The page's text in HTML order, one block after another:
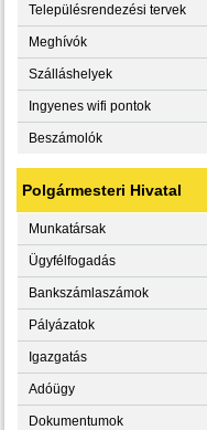
Településrendezési tervek
Meghívók
Szálláshelyek
Ingyenes wifi pontok
Beszámolók
Polgármesteri Hivatal
Munkatársak
Ügyfélfogadás
Bankszámlaszámok
Pályázatok
Igazgatás
Adóügy
Dokumentumok